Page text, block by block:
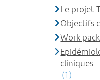
Le projet
Objectifs
Work
cliniques
(1)